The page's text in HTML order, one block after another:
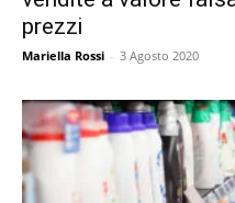
prezzi
Mariella Rossi - 3 Agosto 2020